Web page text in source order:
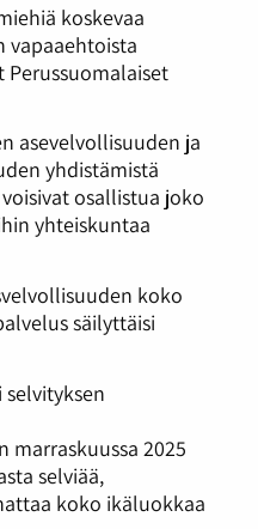
koskevaa
vapaaehtoista
asevelvollisuuden ja
yhdistämistä
osallistua joko
yhteiskuntaa
koko
säilyttäisi
marraskuussa 2025
selviää,
koko ikäluokkaa